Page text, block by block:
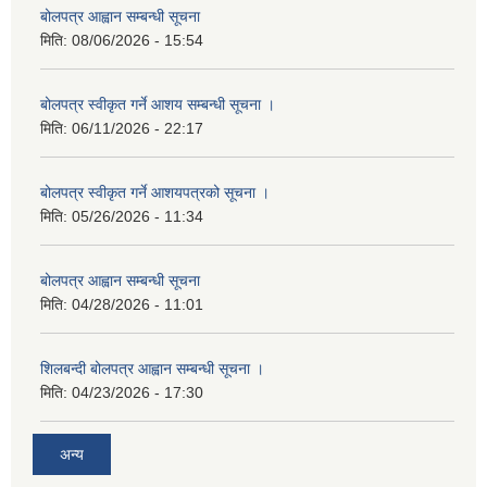
बोलपत्र आह्वान सम्बन्धी सूचना
मिति: 08/06/2026 - 15:54
बोलपत्र स्वीकृत गर्ने आशय सम्बन्धी सूचना ।
मिति: 06/11/2026 - 22:17
बोलपत्र स्वीकृत गर्ने आशयपत्रको सूचना ।
मिति: 05/26/2026 - 11:34
बोलपत्र आह्वान सम्बन्धी सूचना
मिति: 04/28/2026 - 11:01
शिलबन्दी बोलपत्र आह्वान सम्बन्धी सूचना ।
मिति: 04/23/2026 - 17:30
अन्य